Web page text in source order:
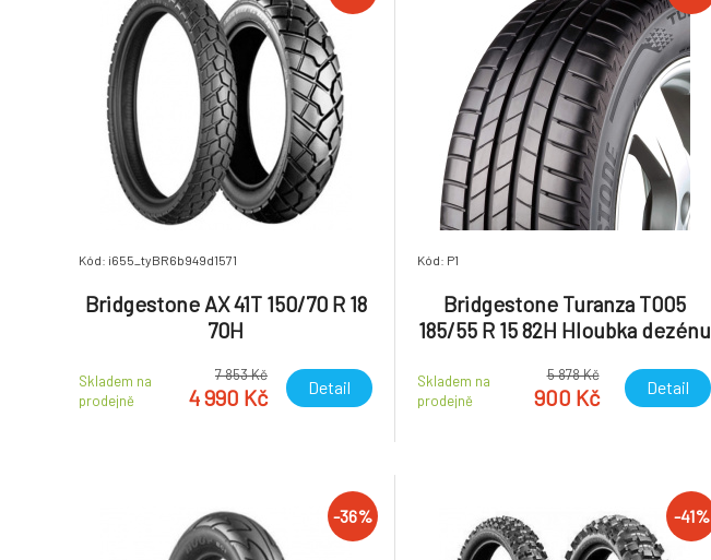
Kód: i655_tyBR6b949d1571
Bridgestone AX 41T 150/70 R 18
70H
Skladem na
prodejně
7 853 Kč
4 990 Kč Detail
Kód: P1
Bridgestone Turanza T005
185/55 R 15 82H Hloubka dezénu
Skladem na
prodejně
5 878 Kč
900 Kč Detail
-36% -41%